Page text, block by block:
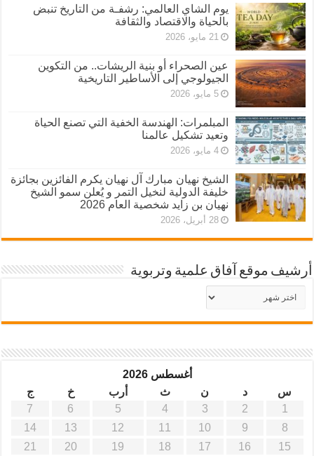
يوم الشاي العالمي: رشفـة من التاريخ تنبض
بالحياة والاقتصاد والثقافة
21 مايو، 2026
عين الصحراء أو بنية الريشات.. من التكوين
الجيولوجي إلى الأساطير التاريخية
5 مايو، 2026
المبلمرات: الهندسة الخفية التي تصنع الحياة
وتعيد تشكيل عالمنا
4 مايو، 2026
الشيخ نهيان مبارك آل نهيان يكرم الفائزين بجائزة
خليفة الدولية لنخيل التمر و يُعلن سمو الشيخ
نهيان بن زايد شخصية العام 2026
28 أبريل، 2026
أرشيف موقع آفاق علمية وتربوية
أرشيف
موقع
أغسطس 2026
س
د ن ث أرب خ
ج
1
2
3
4
5
6
7
8
9
10
11
12
13
14
15
16
17
18
19
20
21